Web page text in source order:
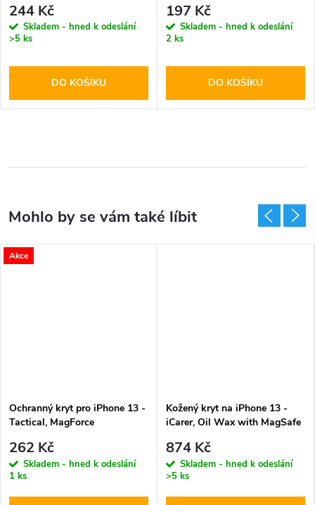
244 Kč
Skladem - hned k odeslání
>5 ks
DO KOŠÍKU
197 Kč
Skladem - hned k odeslání
2 ks
DO KOŠÍKU
Akce
Ochranný kryt pro iPhone 13 -
Tactical, MagForce
262 Kč
Skladem - hned k odeslání
1 ks
Kožený kryt na iPhone 13 -
iCarer, Oil Wax with MagSafe
874 Kč
Skladem - hned k odeslání
>5 ks